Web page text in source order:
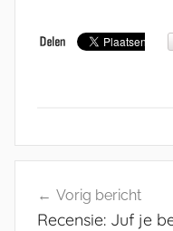
navigatie
Vorig bericht
Recensie: Juf je